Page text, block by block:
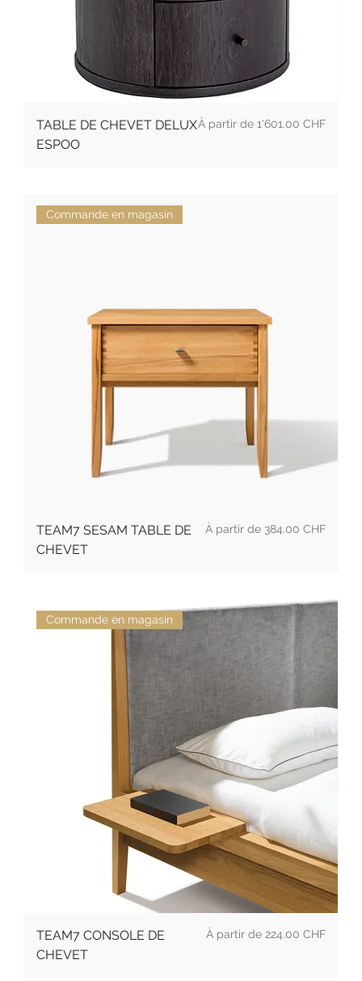
TABLE DE CHEVET DELUX
ESPOO
Prix 1'601.00 CHF
Commande en magasin
TEAM7 SESAM TABLE DE
CHEVET
À partir de 384.00 CHF
Prix promotionnel
Commande en magasin
TEAM7 CONSOLE DE
CHEVET
À partir de 224.00 CHF
Prix promotionnel